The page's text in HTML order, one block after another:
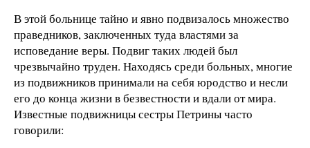
В этой больнице тайно и явно подвизалось множество
праведников, заключенных туда властями за
исповедание веры. Подвиг таких людей был
чрезвычайно труден. Находясь среди больных, многие
из подвижников принимали на себя юродство и несли
его до конца жизни в безвестности и вдали от мира.
Известные подвижницы сестры Петрины часто
говорили: